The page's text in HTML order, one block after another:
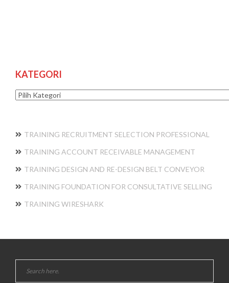
KATEGORI
Kategori
TRAINING RECRUITMENT SELECTION PROFESSIONAL
TRAINING ACCOUNT RECEIVABLE MANAGEMENT
TRAINING DESIGN AND RE-DESIGN BELT CONVEYOR
TRAINING FOUNDATION FOR CONSULTATIVE SELLING
TRAINING WIRESHARK